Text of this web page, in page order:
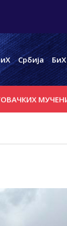
Србија БиХ
МУЧЕНИКА''